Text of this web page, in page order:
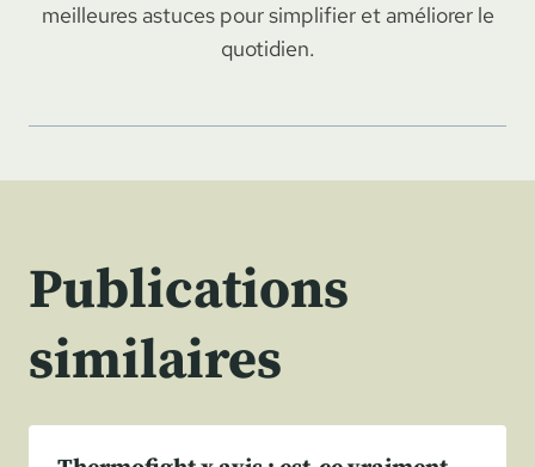
meilleures astuces pour simplifier et améliorer le
quotidien.
Publications
similaires